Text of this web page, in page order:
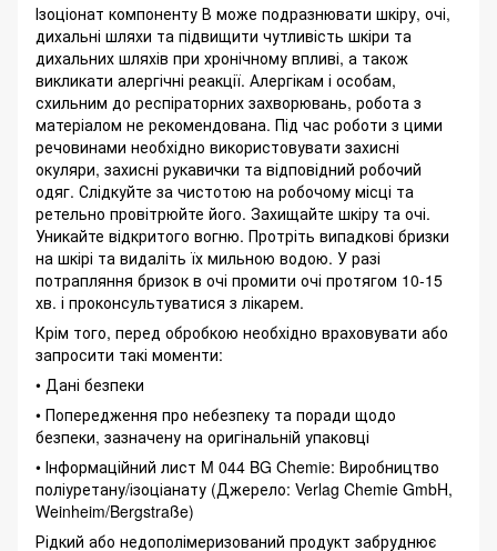
Ізоціонат компоненту В може подразнювати шкіру, очі,
дихальні шляхи та підвищити чутливість шкіри та
дихальних шляхів при хронічному впливі, а також
викликати алергічні реакції. Алергікам і особам,
схильним до респіраторних захворювань, робота з
матеріалом не рекомендована. Під час роботи з цими
речовинами необхідно використовувати захисні
окуляри, захисні рукавички та відповідний робочий
одяг. Слідкуйте за чистотою на робочому місці та
ретельно провітрюйте його. Захищайте шкіру та очі.
Уникайте відкритого вогню. Протріть випадкові бризки
на шкірі та видаліть їх мильною водою. У разі
потрапляння бризок в очі промити очі протягом 10-15
хв. і проконсультуватися з лікарем.
Крім того, перед обробкою необхідно враховувати або
запросити такі моменти:
• Дані безпеки
• Попередження про небезпеку та поради щодо
безпеки, зазначену на оригінальній упаковці
• Інформаційний лист M 044 BG Chemie: Виробництво
поліуретану/ізоціанату (Джерело: Verlag Chemie GmbH,
Weinheim/Bergstraße)
Рідкий або недополімеризований продукт забруднює